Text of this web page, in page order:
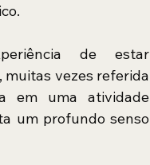
de estar
vezes referida
em uma atividade
um profundo senso